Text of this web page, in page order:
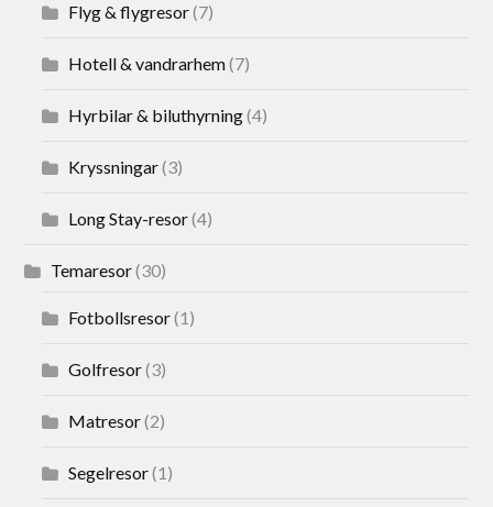
Flyg & flygresor(7)
Hotell & vandrarhem(7)
Hyrbilar & biluthyrning(4)
Kryssningar(3)
Long Stay-resor(4)
Temaresor(30)
Fotbollsresor(1)
Golfresor(3)
Matresor(2)
Segelresor(1)